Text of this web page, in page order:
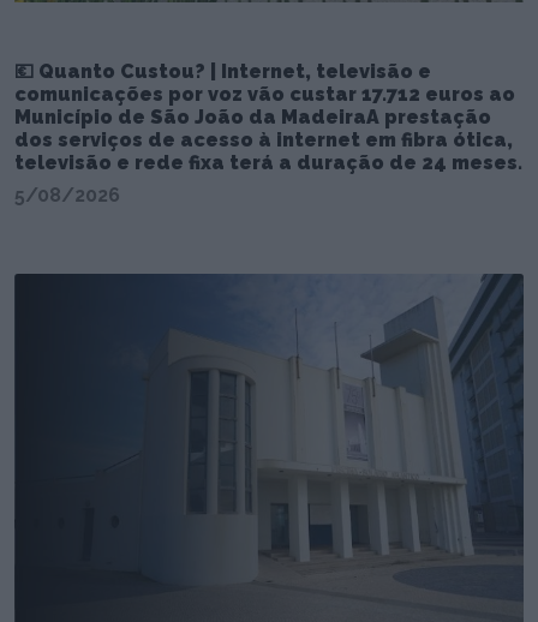
💶 Quanto Custou? | Internet, televisão e
comunicações por voz vão custar 17.712 euros ao
Município de São João da MadeiraA prestação
dos serviços de acesso à internet em fibra ótica,
televisão e rede fixa terá a duração de 24 meses.
5/08/2026